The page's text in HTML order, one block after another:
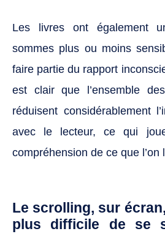
Les livres ont également
sommes plus ou moins
faire partie du rapport
est clair que l’ensemble
réduisent considérablement
avec le lecteur, ce qui
compréhension de ce que l’on
Le scrolling, sur
plus difficile de se